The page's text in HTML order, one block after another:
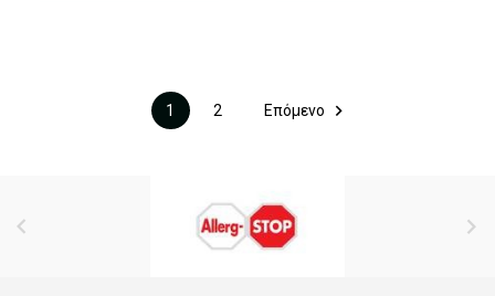
1 2 Επόμενο 
 